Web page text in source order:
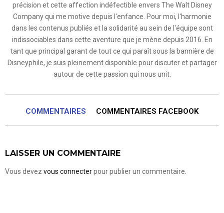
précision et cette affection indéfectible envers The Walt Disney
Company qui me motive depuis l'enfance. Pour moi, l'harmonie
dans les contenus publiés et la solidarité au sein de l'équipe sont
indissociables dans cette aventure que je mène depuis 2016. En
tant que principal garant de tout ce qui paraît sous la bannière de
Disneyphile, je suis pleinement disponible pour discuter et partager
autour de cette passion qui nous unit.
COMMENTAIRES COMMENTAIRES FACEBOOK
LAISSER UN COMMENTAIRE
Vous devez vous connecterpour publier un commentaire.